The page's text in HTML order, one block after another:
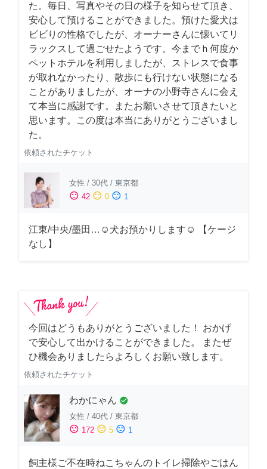
た。毎日、写真やその日の様子を知らせて頂き、
安心して預けることができました。預けた愛犬は
ビビりの性格でしたが、オーナーさんに懐いてリ
ラックスして過ごせたようです。今までｈ何度か
ペットホテルを利用しましたが、ストレスで食事
が取れなかったり、散歩にも行けない状態になる
ことがありましたが、オーナの小野寺さんに会え
て本当に感謝です。またお願いさせて頂きたいと
思います。この度は本当にありがとうございまし
た。
依頼されたチケット
女性 / 30代 / 東京都
sentiment_satisfied 42 sentiment_neutral 0 sentiment_dissatisfied 1
江東/中央/墨田…☺︎犬お預かりします☺︎ 【ケージ
なし】
今回はどうもありがとうございました！ おかげ
で安心して出かけることができました。 またぜ
ひ機会ありましたらよろしくお願い致します。
依頼されたチケット
わかにゃん check_circle
女性 / 40代 / 東京都
sentiment_satisfied 172 sentiment_neutral 5 sentiment_dissatisfied 1
飼主様ご不在時ねこちゃんのトイレ掃除やごはん